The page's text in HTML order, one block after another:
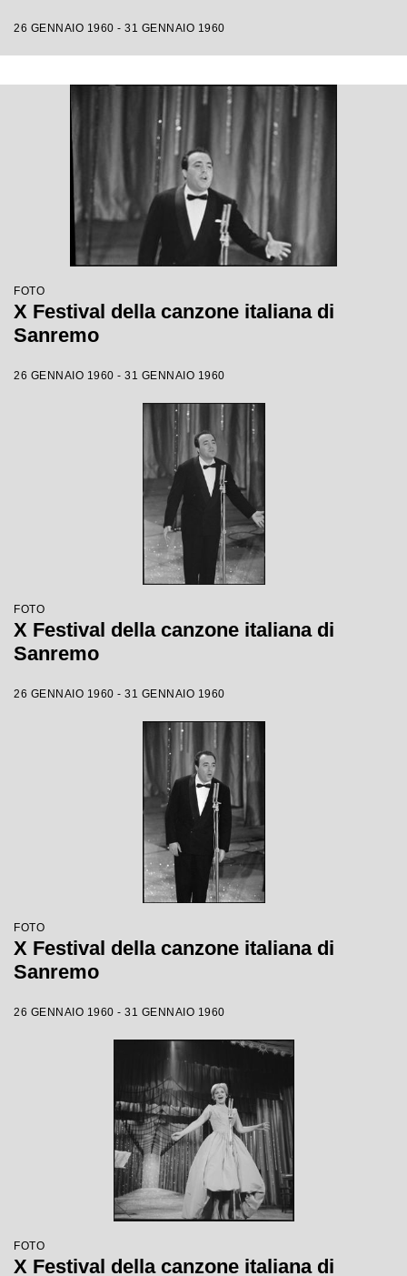
26 GENNAIO 1960 - 31 GENNAIO 1960
FOTO
X Festival della canzone italiana di
Sanremo
26 GENNAIO 1960 - 31 GENNAIO 1960
FOTO
X Festival della canzone italiana di
Sanremo
26 GENNAIO 1960 - 31 GENNAIO 1960
FOTO
X Festival della canzone italiana di
Sanremo
26 GENNAIO 1960 - 31 GENNAIO 1960
FOTO
X Festival della canzone italiana di